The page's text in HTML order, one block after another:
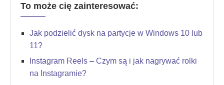
To może cię zainteresować:
Jak podzielić dysk na partycje w Windows 10 lub
11?
Instagram Reels – Czym są i jak nagrywać rolki
na Instagramie?